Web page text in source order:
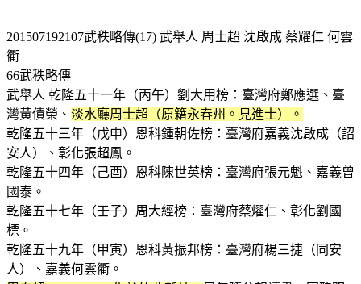
201507192107武秩略傳(17) 武舉人 周士超 沈啟成 蔡耀仁 何雲
衢
66武秩略傳
武舉人 乾隆五十一年（丙午）劉大用榜：臺灣府鄭應選、臺
灣黃債榮、 淡水廳周士超（原籍永春州。見進士）。
乾隆五十三年（戊申）恩科鍾朝佐榜：臺灣府嘉義沈啟成（詔
安人）、彰化張超鳳。
乾隆五十四年（己酉）恩科陳世英榜：臺灣府張元魁、嘉義曾
國泰。
乾隆五十七年（壬子）周大經榜：臺灣府蔡燿仁、彰化劉國
標。
乾隆五十九年（甲寅）恩科黃振邦榜：臺灣府楊三捷（同安
人）、嘉義何雲衢。